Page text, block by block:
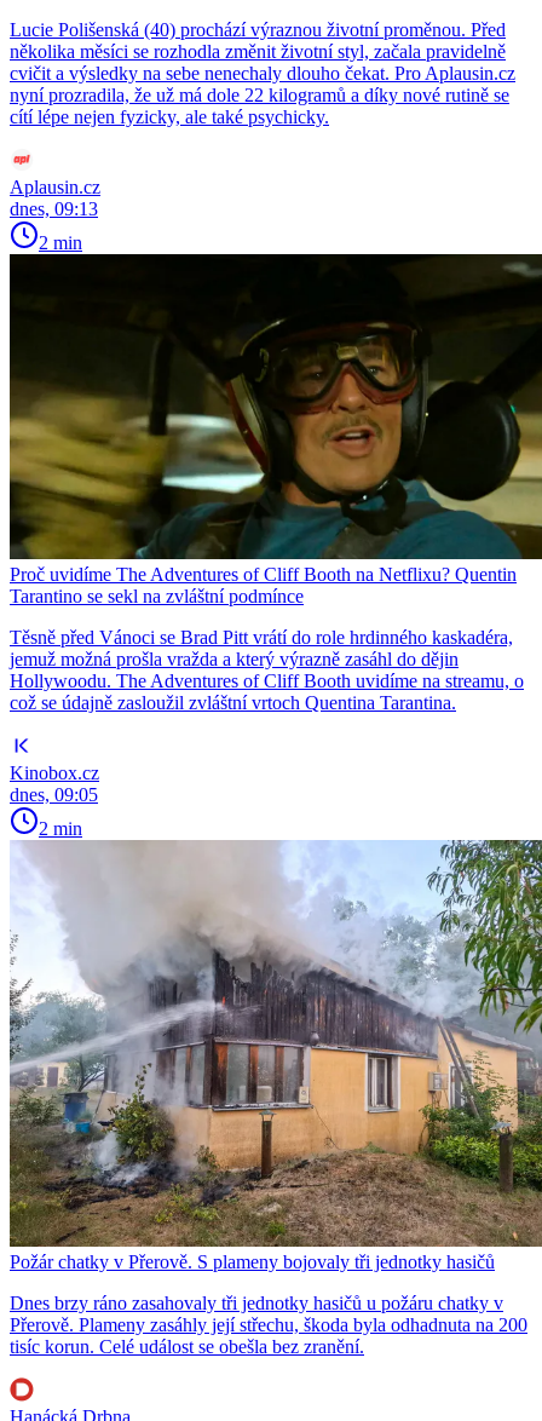
Lucie Polišenská (40) prochází výraznou životní proměnou. Před
několika měsíci se rozhodla změnit životní styl, začala pravidelně
cvičit a výsledky na sebe nenechaly dlouho čekat. Pro Aplausin.cz
nyní prozradila, že už má dole 22 kilogramů a díky nové rutině se
cítí lépe nejen fyzicky, ale také psychicky.
Aplausin.cz
dnes, 09:13
2 min
Proč uvidíme The Adventures of Cliff Booth na Netflixu? Quentin
Tarantino se sekl na zvláštní podmínce
Těsně před Vánoci se Brad Pitt vrátí do role hrdinného kaskadéra,
jemuž možná prošla vražda a který výrazně zasáhl do dějin
Hollywoodu. The Adventures of Cliff Booth uvidíme na streamu, o
což se údajně zasloužil zvláštní vrtoch Quentina Tarantina.
Kinobox.cz
dnes, 09:05
2 min
Požár chatky v Přerově. S plameny bojovaly tři jednotky hasičů
Dnes brzy ráno zasahovaly tři jednotky hasičů u požáru chatky v
Přerově. Plameny zasáhly její střechu, škoda byla odhadnuta na 200
tisíc korun. Celé událost se obešla bez zranění.
Hanácká Drbna